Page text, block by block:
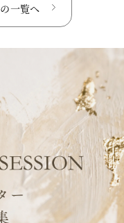
一覧へ